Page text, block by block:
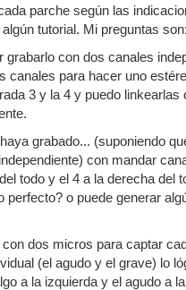
parche según las
tutorial. Mi preguntas son:
grabarlo con dos canales
canales para hacer uno
3 y la 4 y puedo linkearlas
grabado... (suponiendo
con mandar
todo y el 4 a la derecha del
perfecto? o puede generar
con dos micros para captar
(el agudo y el grave) lo
a la izquierda y el agudo a